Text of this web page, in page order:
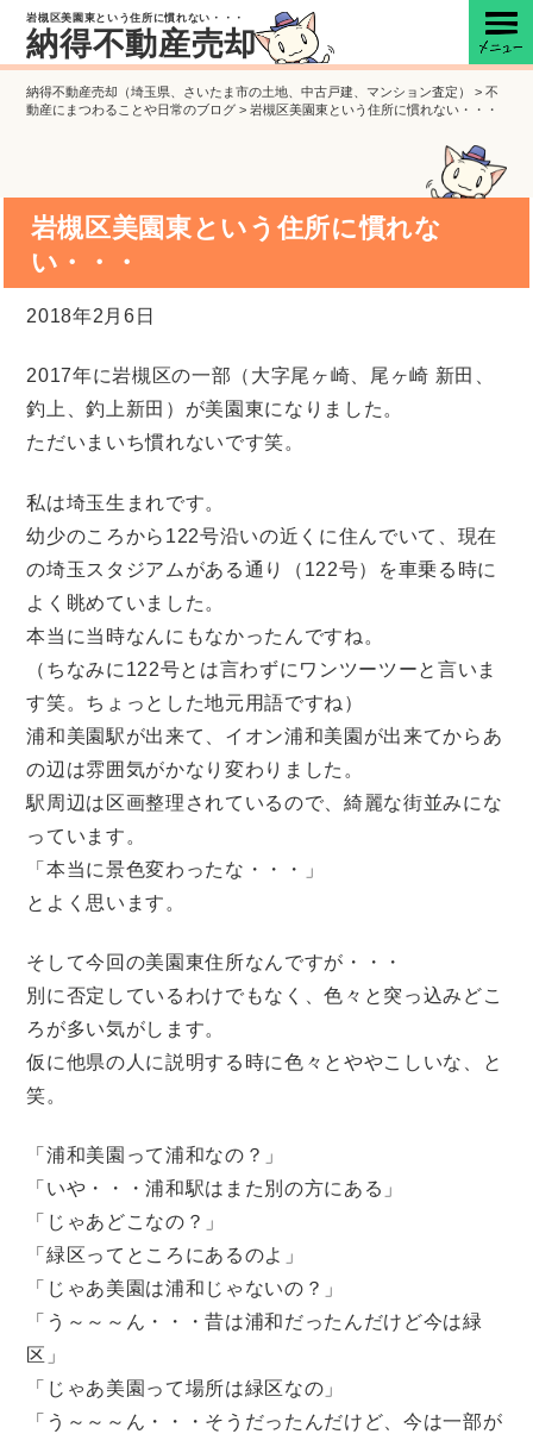
岩槻区美園東という住所に慣れない・・・
納得不動産売却
納得不動産売却（埼玉県、さいたま市の土地、中古戸建、マンション査定） >不
動産にまつわることや日常のブログ >岩槻区美園東という住所に慣れない・・・
岩槻区美園東という住所に慣れな
い・・・
2018年2月6日
2017年に岩槻区の一部（大字尾ヶ崎、尾ヶ崎 新田、
釣上、釣上新田）が美園東になりました。
ただいまいち慣れないです笑。
私は埼玉生まれです。
幼少のころから122号沿いの近くに住んでいて、現在
の埼玉スタジアムがある通り（122号）を車乗る時に
よく眺めていました。
本当に当時なんにもなかったんですね。
（ちなみに122号とは言わずにワンツーツーと言いま
す笑。ちょっとした地元用語ですね）
浦和美園駅が出来て、イオン浦和美園が出来てからあ
の辺は雰囲気がかなり変わりました。
駅周辺は区画整理されているので、綺麗な街並みにな
っています。
「本当に景色変わったな・・・」
とよく思います。
そして今回の美園東住所なんですが・・・
別に否定しているわけでもなく、色々と突っ込みどこ
ろが多い気がします。
仮に他県の人に説明する時に色々とややこしいな、と
笑。
「浦和美園って浦和なの？」
「いや・・・浦和駅はまた別の方にある」
「じゃあどこなの？」
「緑区ってところにあるのよ」
「じゃあ美園は浦和じゃないの？」
「う～～～ん・・・昔は浦和だったんだけど今は緑
区」
「じゃあ美園って場所は緑区なの」
「う～～～ん・・・そうだったんだけど、今は一部が